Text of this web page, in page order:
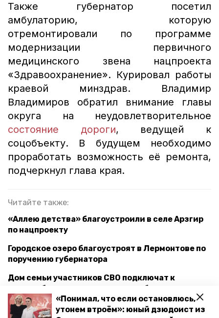
«Понимал, что если остановлюсь,
утонем втроём»: юный дзюдоист из
Также губернатор посетил
амбулаторию, которую
отремонтировали по программе
модернизации первичного
медицинского звена нацпроекта
«Здравоохранение». Курировал работы
краевой минздрав. Владимир
Владимиров обратил внимание главы
округа на неудовлетворительное
состояние дороги, ведущей к
соцобъекту. В будущем необходимо
проработать возможность её ремонта,
подчеркнул глава края.
Читайте также:
«Аллею детства» благоустроили в селе Арзгир
по нацпроекту
Городское озеро благоустроят в Лермонтове по
поручению губернатора
Дом семьи участников СВО подключат к
газоснабжению по поручению губернатора
Ставрополья